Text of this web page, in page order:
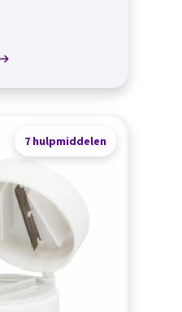
7 hulpmiddelen